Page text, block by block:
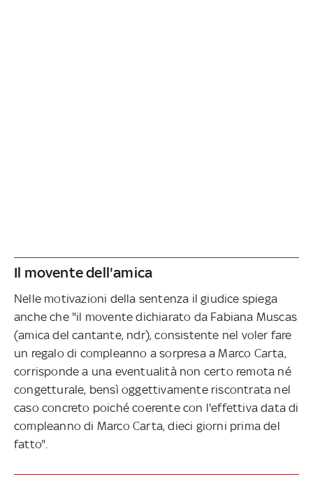
Il movente dell'amica
Nelle motivazioni della sentenza il giudice spiega
anche che "il movente dichiarato da Fabiana Muscas
(amica del cantante, ndr), consistente nel voler fare
un regalo di compleanno a sorpresa a Marco Carta,
corrisponde a una eventualità non certo remota né
congetturale, bensì oggettivamente riscontrata nel
caso concreto poiché coerente con l'effettiva data di
compleanno di Marco Carta, dieci giorni prima del
fatto".